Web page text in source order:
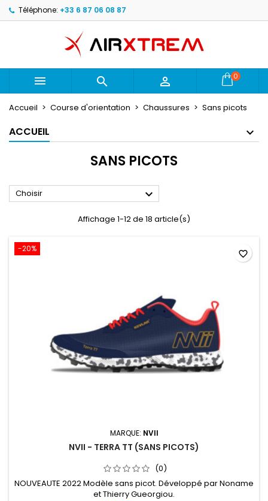
Téléphone: +33 6 87 06 08 87
   0
Accueil Course d'orientation Chaussures Sans picots
ACCUEIL
SANS PICOTS
Choisir 
Affichage 1-12 de 18 article(s)
-20%
MARQUE: NVII
NVII - TERRA TT (SANS PICOTS)
(0)
NOUVEAUTE 2022 Modèle sans picot. Développé par Noname
et Thierry Gueorgiou.
favorite_border
Mes listes d'envies ×
Créer une nouvelle liste
((modalTitle)) ×
((confirmMessage))
((cancelText)) ((modalDeleteText))
Créer une liste d'envies ×
Nom de la liste d'envies
Connexion ×
Vous devez être connecté pour ajouter des produits
Annuler Connexion